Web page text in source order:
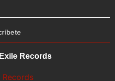
Records